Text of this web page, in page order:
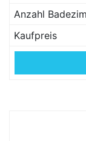
Anzahl
Kaufpreis